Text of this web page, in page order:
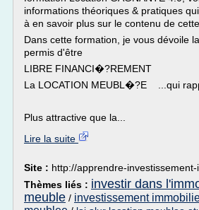
informations théoriques & pratiques
à en savoir plus sur le contenu de
Dans cette formation, je vous dévoile
permis d'être
LIBRE FINANCI�?REMENT
La LOCATION MEUBL�?E ...qui
Plus attractive que la...
Lire la suite
Site : http://apprendre-
Thèmes liés : investir dans
meuble / investissement